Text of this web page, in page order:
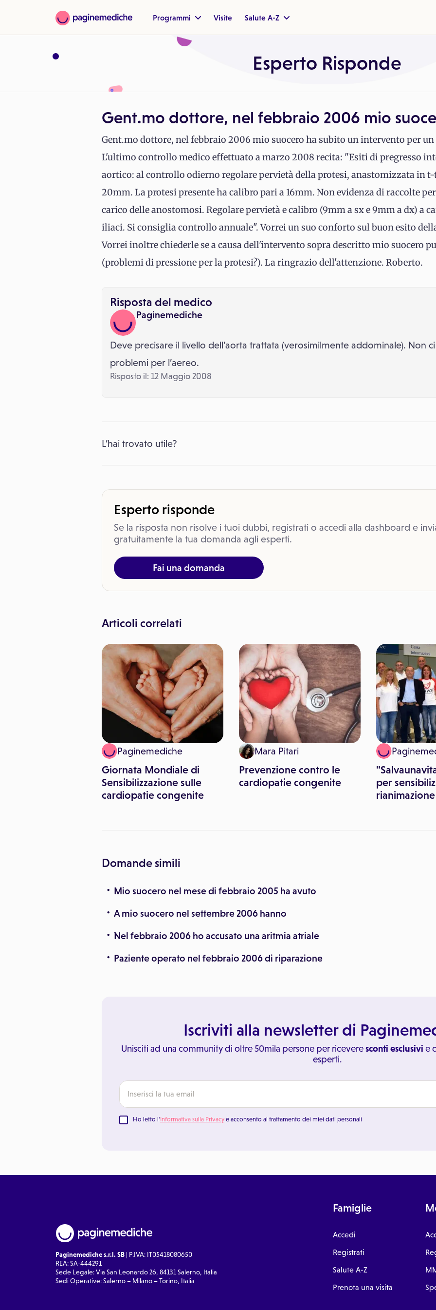
Programmi Visite Salute A-Z
Esperto Risponde
Gent.mo dottore, nel febbraio 2006 mio
Gent.mo dottore, nel febbraio 2006 mio suocero ha subito un intervento per
L'ultimo controllo medico effettuato a marzo 2008 recita: "Esiti di pregresso
aortico: al controllo odierno regolare pervietà della protesi, anastomizzata in
20mm. La protesi presente ha calibro pari a 16mm. Non evidenza di raccolte
carico delle anostomosi. Regolare pervietà e calibro (9mm a sx e 9mm a dx) a
iliaci. Si consiglia controllo annuale". Vorrei un suo conforto sul buon esito
Vorrei inoltre chiederle se a causa dell'intervento sopra descritto mio suocero
(problemi di pressione per la protesi?). La ringrazio dell'attenzione. Roberto.
Risposta del medico
Paginemediche
Deve precisare il livello dell’aorta trattata (verosimilmente addominale). Non
problemi per l’aereo.
Risposto il: 12 Maggio 2008
L’hai trovato utile?
Esperto risponde
Se la risposta non risolve i tuoi dubbi, registrati o accedi alla dashboard e
gratuitamente la tua domanda agli esperti.
Fai una domanda
Articoli correlati
Paginemediche
Giornata Mondiale di
Sensibilizzazione sulle
cardiopatie congenite
Mara Pitari
Prevenzione contro le
cardiopatie congenite
per
Domande simili
Mio suocero nel mese di febbraio 2005 ha avuto
A mio suocero nel settembre 2006 hanno
Nel febbraio 2006 ho accusato una aritmia atriale
Paziente operato nel febbraio 2006 di riparazione
Iscriviti alla newsletter di
Unisciti ad una community di oltre 50mila persone per riceveresconti esclusivi e
esperti.
Ho letto l'Informativa sulla Privacy e acconsento al trattamento dei miei dati personali
Paginemediche s.r.l. SB | P.IVA: IT05418080650
REA: SA-444291
Sede Legale: Via San Leonardo 26, 84131 Salerno, Italia
Sedi Operative: Salerno – Milano – Torino, Italia
Famiglie
Accedi
Registrati
Salute A-Z
Prenota una visita